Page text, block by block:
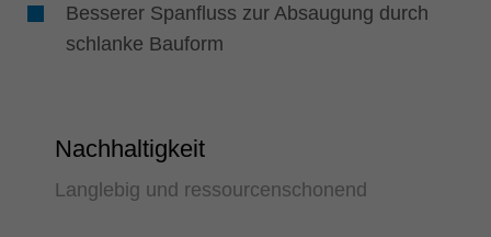
Besserer Spanfluss zur Absaugung durch
schlanke Bauform
Nachhaltigkeit
Langlebig und ressourcenschonend